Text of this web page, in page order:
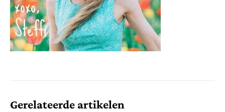
Gerelateerde artikelen